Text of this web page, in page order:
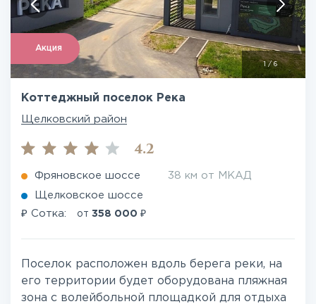
Акция
/ 6
Коттеджный поселок Река
Щелковский район
4.2
Фряновское шоссе 38 км от МКАД
Щелковское шоссе
₽ Сотка: от 358 000 ₽
Поселок расположен вдоль берега реки, на
его территории будет оборудована пляжная
зона с волейбольной площадкой для отдыха